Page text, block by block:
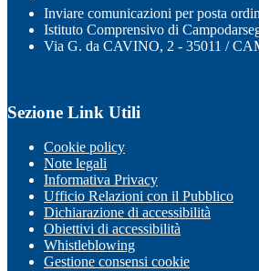
Inviare comunicazioni per posta
Istituto Comprensivo di
Via G. da CAVINO, 2 - 35011 /
Sezione Link Utili
Cookie policy
Note legali
Informativa Privacy
Ufficio Relazioni con il Pubblico
Dichiarazione di accessibilità
Obiettivi di accessibilità
Whistleblowing
Gestione consensi cookie